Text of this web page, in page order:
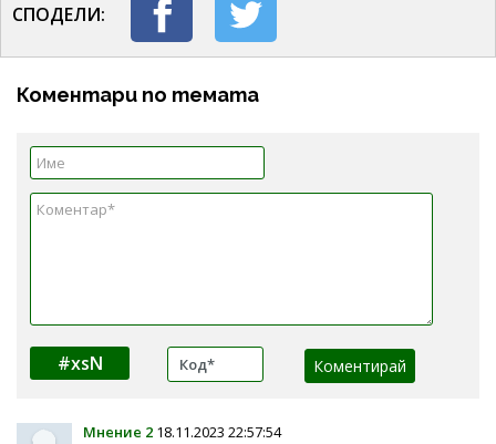
СПОДЕЛИ:
Коментари по темата
#xsN
Мнение 2 18.11.2023 22:57:54